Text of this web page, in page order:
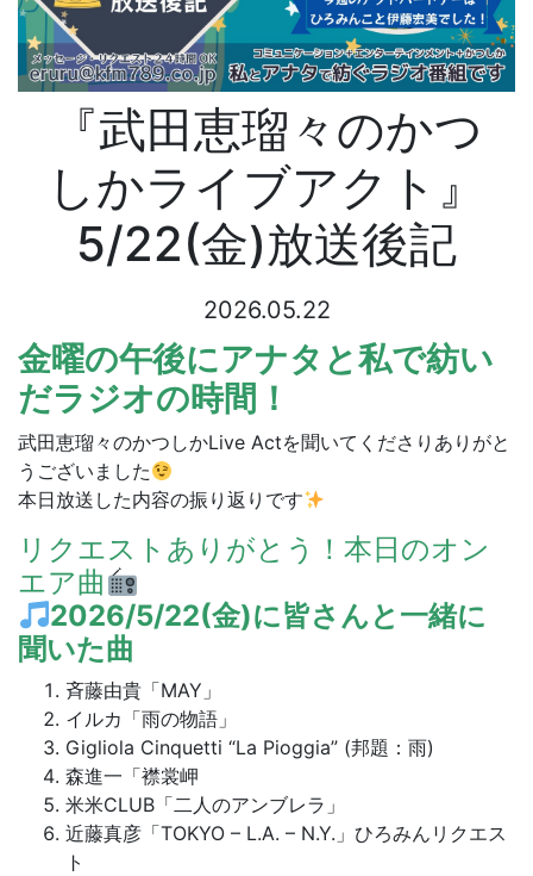
『武田恵瑠々のかつ
しかライブアクト』
5/22(金)放送後記
2026.05.22
金曜の午後にアナタと私で紡い
だラジオの時間！
武田恵瑠々のかつしかLive Actを聞いてくださりありがと
うございました
本日放送した内容の振り返りです
リクエストありがとう！本日のオン
エア曲
2026/5/22(金)に皆さんと一緒に
聞いた曲
斉藤由貴「MAY」
イルカ「雨の物語」
Gigliola Cinquetti “La Pioggia” (邦題：雨)
森進一「襟裳岬
米米CLUB「二人のアンブレラ」
近藤真彦「TOKYO – L.A. – N.Y.」ひろみんリクエス
ト